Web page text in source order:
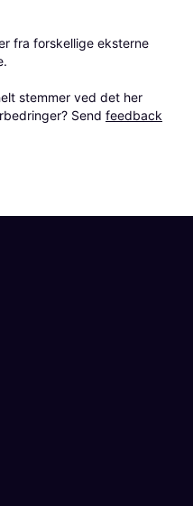
fra forskellige eksterne
stemmer ved det her
Send feedback